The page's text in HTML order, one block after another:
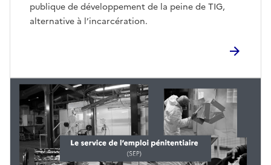
publique de développement de la peine de TIG,
alternative à l’incarcération.